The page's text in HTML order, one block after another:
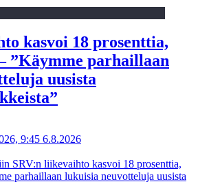
kasvoi 18 prosenttia,
”Käymme parhaillaan
uusista
9:45 6.8.2026
SRV:n liikevaihto kasvoi 18 prosenttia,
parhaillaan lukuisia neuvotteluja uusista